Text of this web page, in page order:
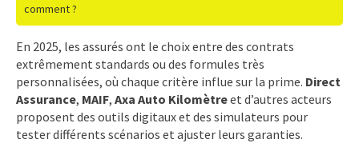
comment ?
En 2025, les assurés ont le choix entre des contrats
extrêmement standards ou des formules très
personnalisées, où chaque critère influe sur la prime. Direct
Assurance, MAIF, Axa Auto Kilomètreet d’autres acteurs
proposent des outils digitaux et des simulateurs pour
tester différents scénarios et ajuster leurs garanties.